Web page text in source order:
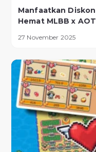
Manfaatkan
Hemat MLBB x
27 November 2025